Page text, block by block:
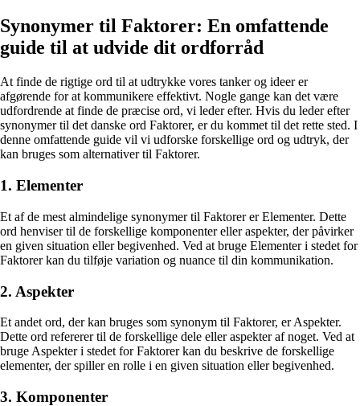
Synonymer til Faktorer: En omfattende
guide til at udvide dit ordforråd
At finde de rigtige ord til at udtrykke vores tanker og ideer er
afgørende for at kommunikere effektivt. Nogle gange kan det være
udfordrende at finde de præcise ord, vi leder efter. Hvis du leder efter
synonymer til det danske ord Faktorer, er du kommet til det rette sted. I
denne omfattende guide vil vi udforske forskellige ord og udtryk, der
kan bruges som alternativer til Faktorer.
1. Elementer
Et af de mest almindelige synonymer til Faktorer er Elementer. Dette
ord henviser til de forskellige komponenter eller aspekter, der påvirker
en given situation eller begivenhed. Ved at bruge Elementer i stedet for
Faktorer kan du tilføje variation og nuance til din kommunikation.
2. Aspekter
Et andet ord, der kan bruges som synonym til Faktorer, er Aspekter.
Dette ord refererer til de forskellige dele eller aspekter af noget. Ved at
bruge Aspekter i stedet for Faktorer kan du beskrive de forskellige
elementer, der spiller en rolle i en given situation eller begivenhed.
3. Komponenter